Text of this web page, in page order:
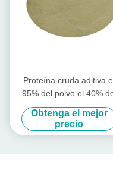
Proteína cruda aditiva
95% del polvo el 40%
aminoácido de la
alimentación para los
alimentos animales
Obtenga el mejor
precio